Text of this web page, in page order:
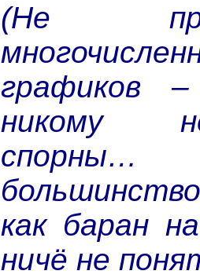
(Не
графиков
никому
спорны…
как баран
ничё не